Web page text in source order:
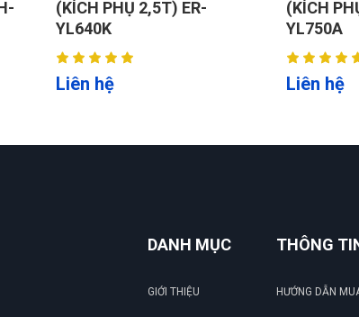
(KÍCH PHỤ 2,5T) ER-
YL750A
Liên hệ
CẮT
Liên hệ
DANH MỤC
GIỚI THIỆU
THÔNG
HƯỚNG DẪN